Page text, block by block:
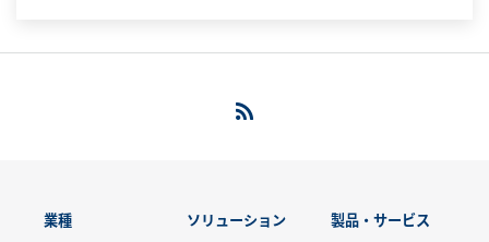
業種 ソリューション 製品・サービス